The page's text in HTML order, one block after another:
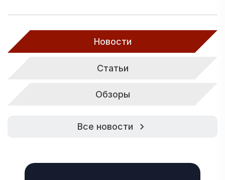
Новости
Статьи
Обзоры
Все новости